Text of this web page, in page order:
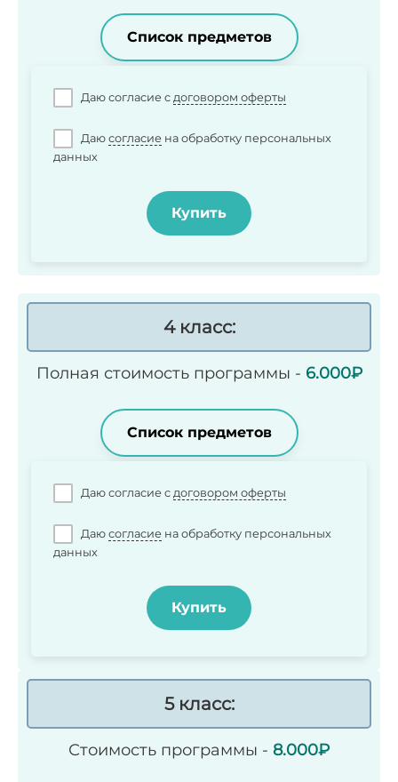
Список предметов
Даю согласие c договором оферты
Даю согласиена обработку персональных
данных
Купить
4 класс:
Полная стоимость программы - 6.000₽
Список предметов
Даю согласие c договором оферты
Даю согласиена обработку персональных
данных
Купить
5 класс:
Стоимость программы - 8.000₽